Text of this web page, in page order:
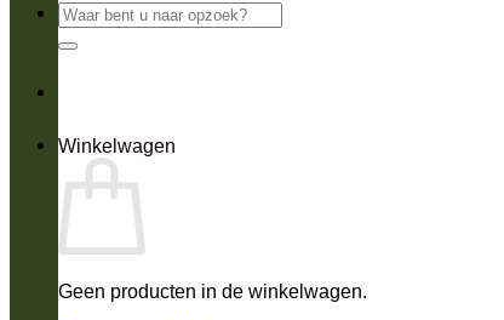
Zoeken
Winkelwagen
Geen producten in de winkelwagen.